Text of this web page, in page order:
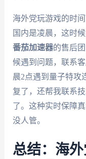
海外党玩游戏的时
国内是凌晨，这时
番茄加速器的售后
候遇到问题，联系
晨2点遇到量子特攻
复了，还帮我联系
了。这种实时保障
没人管。
总结：海